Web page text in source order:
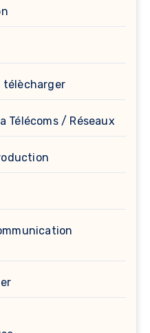
télècharger
Télécoms / Réseaux